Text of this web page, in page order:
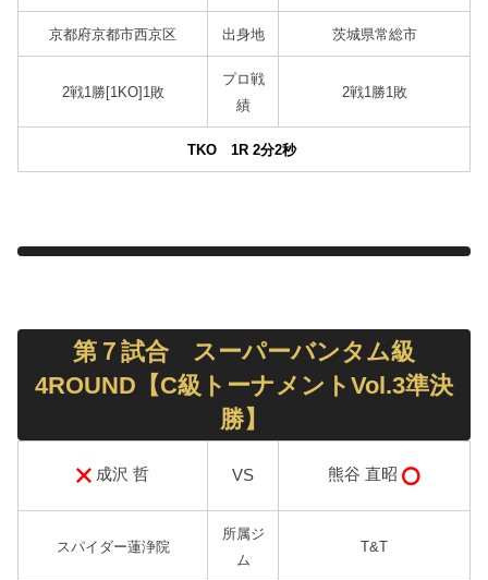
京都府京都市西京区 出身地 茨城県常総市
2戦1勝[1KO]1敗
プロ戦
績
2戦1勝1敗
TKO 1R 2分2秒
第７試合 スーパーバンタム級
4ROUND【C級トーナメントVol.3準決
勝】
成沢 哲 VS 熊谷 直昭
スパイダー蓮浄院
所属ジ
ム
T&T